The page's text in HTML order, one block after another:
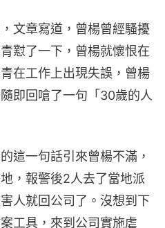
文章寫道，曾楊曾經騷擾
懟了一下，曾楊就懷恨在
在工作上出現失誤，曾楊
即回嗆了一句「30歲的人
這一句話引來曾楊不滿，
，報警後2人去了當地派
人就回公司了。沒想到下
工具，來到公司實施虐